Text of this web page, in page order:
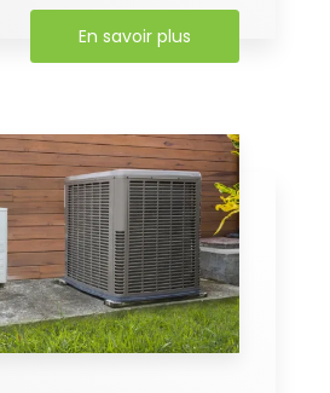
En savoir plus